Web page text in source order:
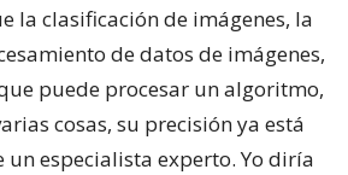
la clasificación de imágenes, la
de datos de imágenes,
puede procesar un algoritmo,
cosas, su precisión ya está
un especialista experto. Yo diría